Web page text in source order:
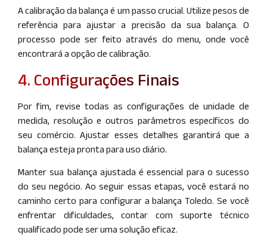
A calibração da balança é um passo crucial. Utilize pesos de
referência para ajustar a precisão da sua balança. O
processo pode ser feito através do menu, onde você
encontrará a opção de calibração.
4. Configurações Finais
Por fim, revise todas as configurações de unidade de
medida, resolução e outros parâmetros específicos do
seu comércio. Ajustar esses detalhes garantirá que a
balança esteja pronta para uso diário.
Manter sua balança ajustada é essencial para o sucesso
do seu negócio. Ao seguir essas etapas, você estará no
caminho certo para configurar a balança Toledo. Se você
enfrentar dificuldades, contar com suporte técnico
qualificado pode ser uma solução eficaz.